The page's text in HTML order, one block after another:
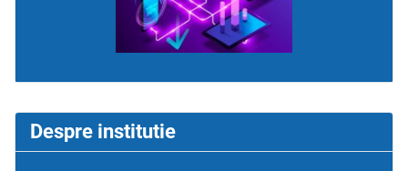
Despre institutie